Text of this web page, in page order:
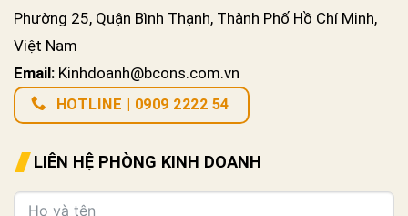
Phường 25, Quận Bình Thạnh, Thành Phố Hồ Chí Minh,
Việt Nam
Email: Kinhdoanh@bcons.com.vn
HOTLINE | 0909 2222 54
LIÊN HỆ PHÒNG KINH DOANH